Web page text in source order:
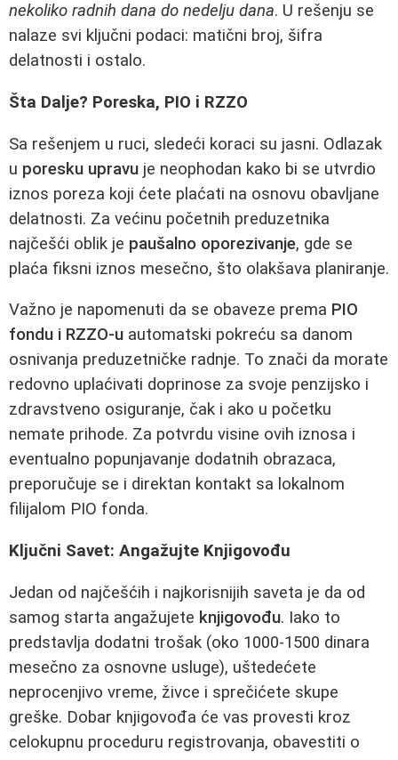
nekoliko radnih dana do nedelju dana. U rešenju se
nalaze svi ključni podaci: matični broj, šifra
delatnosti i ostalo.
Šta Dalje? Poreska, PIO i RZZO
Sa rešenjem u ruci, sledeći koraci su jasni. Odlazak
u poresku upravu je neophodan kako bi se utvrdio
iznos poreza koji ćete plaćati na osnovu obavljane
delatnosti. Za većinu početnih preduzetnika
najčešći oblik je paušalno oporezivanje, gde se
plaća fiksni iznos mesečno, što olakšava planiranje.
Važno je napomenuti da se obaveze prema PIO
fondu i RZZO-u automatski pokreću sa danom
osnivanja preduzetničke radnje. To znači da morate
redovno uplaćivati doprinose za svoje penzijsko i
zdravstveno osiguranje, čak i ako u početku
nemate prihode. Za potvrdu visine ovih iznosa i
eventualno popunjavanje dodatnih obrazaca,
preporučuje se i direktan kontakt sa lokalnom
filijalom PIO fonda.
Ključni Savet: Angažujte Knjigovođu
Jedan od najčešćih i najkorisnijih saveta je da od
samog starta angažujete knjigovođu. Iako to
predstavlja dodatni trošak (oko 1000-1500 dinara
mesečno za osnovne usluge), uštedećete
neprocenjivo vreme, živce i sprečićete skupe
greške. Dobar knjigovođa će vas provesti kroz
celokupnu proceduru registrovanja, obavestiti o